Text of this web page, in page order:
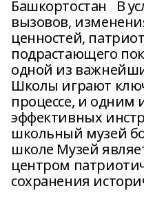
Башкортостан В
вызовов,
ценностей,
подрастающего
одной из
Школы играют
процессе, и одним
эффективных
школьный музей
школе Музей
центром
сохранения